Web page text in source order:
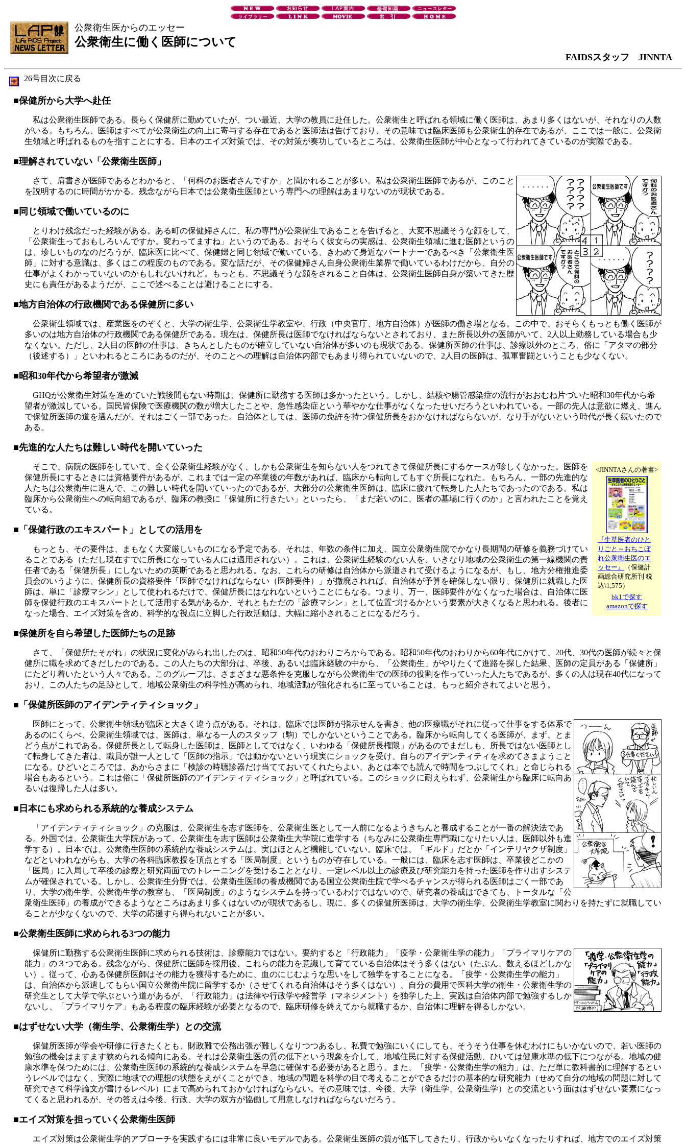
公衆衛生医からのエッセー
公衆衛生に働く医師について
FAIDSスタッフ JINNTA
26号目次に戻る
■保健所から大学へ赴任
私は公衆衛生医師である。長らく保健所に勤めていたが、つい最近、大学の教員に赴任した。公衆衛生と呼ばれる領域に働く医師は、あまり多くはないが、それなりの人数
がいる。もちろん、医師はすべてが公衆衛生の向上に寄与する存在であると医師法は告げており、その意味では臨床医師も公衆衛生的存在であるが、ここでは一般に、公衆衛
生領域と呼ばれるものを指すことにする。日本のエイズ対策では、その対策が奏功しているところは、公衆衛生医師が中心となって行われてきているのが実際である。
■理解されていない「公衆衛生医師」
さて、肩書きが医師であるとわかると、「何科のお医者さんですか」と聞かれることが多い。私は公衆衛生医師であるが、このこと
を説明するのに時間がかかる。残念ながら日本では公衆衛生医師という専門への理解はあまりないのが現状である。
■同じ領域で働いているのに
とりわけ残念だった経験がある。ある町の保健婦さんに、私の専門が公衆衛生であることを告げると、大変不思議そうな顔をして、
「公衆衛生っておもしろいんですか。変わってますね」というのである。おそらく彼女らの実感は、公衆衛生領域に進む医師というの
は、珍しいものなのだろうが、臨床医に比べて、保健婦と同じ領域で働いている、きわめて身近なパートナーであるべき「公衆衛生医
師」に対する意識は、多くはこの程度のものである。変な話だが、その保健婦さん自身公衆衛生業界で働いているわけだから、自分の
仕事がよくわかっていないのかもしれないけれど。もっとも、不思議そうな顔をされること自体は、公衆衛生医師自身が築いてきた歴
史にも責任があるようだが、ここで述べることは避けることにする。
■地方自治体の行政機関である保健所に多い
公衆衛生領域では、産業医をのぞくと、大学の衛生学、公衆衛生学教室や、行政（中央官庁、地方自治体）が医師の働き場となる。この中で、おそらくもっとも働く医師が
多いのは地方自治体の行政機関である保健所である。現在は、保健所長は医師でなければならないとされており、また所長以外の医師がいて、2人以上勤務している場合も少
なくない。ただし、2人目の医師の仕事は、きちんとしたものが確立していない自治体が多いのも現状である。保健所医師の仕事は、診療以外のところ、俗に「アタマの部分
（後述する）」といわれるところにあるのだが、そのことへの理解は自治体内部でもあまり得られていないので、2人目の医師は、孤軍奮闘ということも少なくない。
■昭和30年代から希望者が激減
GHQが公衆衛生対策を進めていた戦後間もない時期は、保健所に勤務する医師は多かったという。しかし、結核や腸管感染症の流行がおおむね片づいた昭和30年代から希
望者が激減している。国民皆保険で医療機関の数が増大したことや、急性感染症という華やかな仕事がなくなったせいだろうといわれている。一部の先人は意欲に燃え、進ん
で保健所医師の道を選んだが、それはごく一部であった。自治体としては、医師の免許を持つ保健所長をおかなければならないが、なり手がないという時代が長く続いたので
ある。
■先進的な人たちは難しい時代を開いていった
<JINNTAさんの著書>
『生草医者のひと
りごと～おちこぼ
れ公衆衛生医のエ
ッセー』
（保健計
画総合研究所刊 税
込\1,575）
bk1で探す
amazonで探す
そこで、病院の医師をしていて、全く公衆衛生経験がなく、しかも公衆衛生を知らない人をつれてきて保健所長にするケースが珍しくなかった。医師を
保健所長にするときには資格要件があるが、これまでは一定の卒業後の年数があれば、臨床から転向してもすぐ所長になれた。もちろん、一部の先進的な
人たちは公衆衛生に進んで、この難しい時代を開いていったのであるが、大部分の公衆衛生医師は、臨床に疲れて転身した人たちであったのである。私は
臨床から公衆衛生への転向組であるが、臨床の教授に「保健所に行きたい」といったら、「まだ若いのに、医者の墓場に行くのか」と言われたことを覚え
ている。
■「保健行政のエキスパート」としての活用を
もっとも、その要件は、まもなく大変厳しいものになる予定である。それは、年数の条件に加え、国立公衆衛生院でかなり長期間の研修を義務づけてい
ることである（ただし現在すでに所長になっている人には適用されない）。これは、公衆衛生経験のない人を、いきなり地域の公衆衛生の第一線機関の責
任者である「保健所長」にしないための英断であると思われる。なお、これらの研修は自治体から派遣されて受けるようになるが、もし、地方分権推進委
員会のいうように、保健所長の資格要件「医師でなければならない（医師要件）」が撤廃されれば、自治体が予算を確保しない限り、保健所に就職した医
師は、単に「診療マシン」として使われるだけで、保健所長にはなれないということにもなる。つまり、万一、医師要件がなくなった場合は、自治体に医
師を保健行政のエキスパートとして活用する気があるか、それともただの「診療マシン」として位置づけるかという要素が大きくなると思われる。後者に
なった場合、エイズ対策を含め、科学的な視点に立脚した行政活動は、大幅に縮小されることになるだろう。
■保健所を自ら希望した医師たちの足跡
さて、「保健所たそがれ」の状況に変化がみられ出したのは、昭和50年代のおわりごろからである。昭和50年代のおわりから60年代にかけて、20代、30代の医師が続々と保
健所に職を求めてきだしたのである。この人たちの大部分は、卒後、あるいは臨床経験の中から、「公衆衛生」がやりたくて進路を探した結果、医師の定員がある「保健所」
にたどり着いたという人々である。このグループは、さまざまな悪条件を克服しながら公衆衛生での医師の役割を作っていった人たちであるが、多くの人は現在40代になって
おり、この人たちの足跡として、地域公衆衛生の科学性が高められ、地域活動が強化されるに至っていることは、もっと紹介されてよいと思う。
■「保健所医師のアイデンティティショック」
医師にとって、公衆衛生領域が臨床と大きく違う点がある。それは、臨床では医師が指示せんを書き、他の医療職がそれに従って仕事をする体系で
あるのにくらべ、公衆衛生領域では、医師は、単なる一人のスタッフ（駒）でしかないということである。臨床から転向してくる医師が、まず、とま
どう点がこれである。保健所長として転身した医師は、医師としてではなく、いわゆる「保健所長権限」があるのでまだしも、所長ではない医師とし
て転身してきた者は、職員が誰一人として「医師の指示」では動かないという現実にショックを受け、自らのアイデンティティを求めてさまようこと
になる。ひどいところでは、あからさまに「検診の時聴診器だけ当てておいてくれたらよい、あとは本でも読んで時間をつぶしてくれ」と命じられる
場合もあるという。これは俗に「保健所医師のアイデンティティショック」と呼ばれている。このショックに耐えられず、公衆衛生から臨床に転向あ
るいは復帰した人は多い。
■日本にも求められる系統的な養成システム
「アイデンティティショック」の克服は、公衆衛生を志す医師を、公衆衛生医として一人前になるようきちんと養成することが一番の解決法であ
る。外国では、公衆衛生大学院があって、公衆衛生を志す医師は公衆衛生大学院に進学する（ちなみに公衆衛生専門職になりたい人は、医師以外も進
学する）。日本では、公衆衛生医師の系統的な養成システムは、実はほとんど機能していない。臨床では、「ギルド」だとか「インテリヤクザ制度」
などといわれながらも、大学の各科臨床教授を頂点とする「医局制度」というものが存在している。一般には、臨床を志す医師は、卒業後どこかの
「医局」に入局して卒後の診療と研究両面でのトレーニングを受けることとなり、一定レベル以上の診療及び研究能力を持った医師を作り出すシステ
ムが確保されている。しかし、公衆衛生分野では、公衆衛生医師の養成機関である国立公衆衛生院で学べるチャンスが得られる医師はごく一部であ
り、大学の衛生学、公衆衛生学の教室も、「医局制度」のようなシステムを持っているわけではないので、研究者の養成はできても、トータルな「公
衆衛生医師」の養成ができるようなところはあまり多くはないのが現状であるし、現に、多くの保健所医師は、大学の衛生学、公衆衛生学教室に関わりを持たずに就職してい
ることが少なくないので、大学の応援すら得られないことが多い。
■公衆衛生医師に求められる3つの能力
保健所に勤務する公衆衛生医師に求められる技術は、診療能力ではない。要約すると「行政能力」「疫学・公衆衛生学の能力」「プライマリケアの
能力」の３つである。残念ながら、保健所に医師を採用後、これらの能力を意識して育てている自治体はそう多くはない（たぶん、数えるほどしかな
い）。従って、心ある保健所医師はその能力を獲得するために、血のにじむような思いをして独学をすることになる。「疫学・公衆衛生学の能力」
は、自治体から派遣してもらい国立公衆衛生院に留学するか（させてくれる自治体はそう多くはない）、自分の費用で医科大学の衛生・公衆衛生学の
研究生として大学で学ぶという道があるが、「行政能力」は法律や行政学や経営学（マネジメント）を独学した上、実践は自治体内部で勉強するしか
ないし、「プライマリケア」もある程度の臨床経験が必要となるので、臨床研修を終えてから就職するか、自治体に理解を得るしかない。
■はずせない大学（衛生学、公衆衛生学）との交流
保健所医師が学会や研修に行きたくとも、財政難で公務出張が難しくなりつつあるし、私費で勉強にいくにしても、そうそう仕事を休むわけにもいかないので、若い医師の
勉強の機会はますます狭められる傾向にある。それは公衆衛生医の質の低下という現象を介して、地域住民に対する保健活動、ひいては健康水準の低下につながる。地域の健
康水準を保つためには、公衆衛生医師の系統的な養成システムを早急に確保する必要があると思う。また、「疫学・公衆衛生学の能力」は、ただ単に教科書的に理解するとい
うレベルではなく、実際に地域での理想の状態をえがくことができ、地域の問題を科学の目で考えることができるだけの基本的な研究能力（せめて自分の地域の問題に対して
研究できて科学論文が書けるレベル）にまで高められておかなければならない。その意味では、今後、大学（衛生学、公衆衛生学）との交流という面ははずせない要素になっ
てくると思われるが、その答えは今後、行政、大学の双方が協働して用意しなければならないだろう。
■エイズ対策を担っていく公衆衛生医師
エイズ対策は公衆衛生学的アプローチを実践するには非常に良いモデルである。公衆衛生医師の質が低下してきたり、行政からいなくなったりすれば、地方でのエイズ対策